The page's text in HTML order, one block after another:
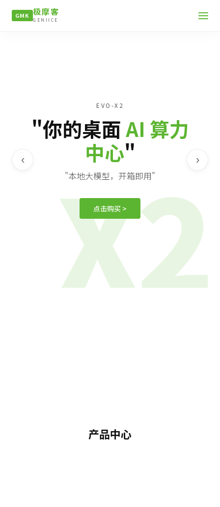
GMK 极摩客
GENIICE
X2
EVO-X2
"你的桌面AI 算力
中心"
"本地大模型，开箱即用"
点击购买 >
‹ ›
产品中心